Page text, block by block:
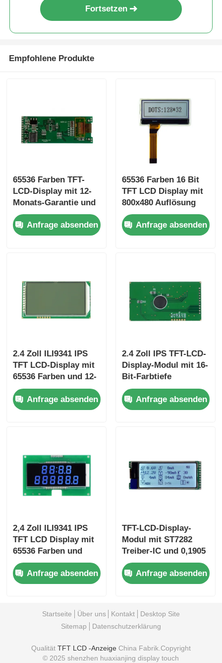
Fortsetzen
Empfohlene Produkte
65536 Farben TFT-
LCD-Display mit 12-
Monats-Garantie und
105,5mm*67,2mm*3,0mm
LCD-Größe für
industrielle
Anfrage absenden
65536 Farben 16 Bit
TFT LCD Display mit
800x480 Auflösung
für Automobil-
Armaturenbretter und
Steuerschnittstellen
Anfrage absenden
2.4 Zoll ILI9341 IPS
TFT LCD-Display mit
65536 Farben und 12-
Monats-Garantie für
eingebettete Systeme
Anfrage absenden
2.4 Zoll IPS TFT-LCD-
Display-Modul mit 16-
Bit-Farbtiefe
105,5mm*67,2mm*3,0mm
Größe und 800:1
Kontrastverhältnis
Anfrage absenden
2,4 Zoll ILI9341 IPS
TFT LCD Display mit
65536 Farben und
kompakten 105,5 mm
* 67,2 mm * 3,0 mm
Abmessungen
Anfrage absenden
TFT-LCD-Display-
Modul mit ST7282
Treiber-IC und 0,1905
mm × 0,0635 mm
Pixel Abstand mit 12-
Monats-Garantie
Anfrage absenden
Startseite Über uns Kontakt
Desktop Site
Sitemap
Datenschutzerklärung
Qualität TFT LCD -AnzeigeChina Fabrik.Copyright
© 2025 shenzhen huaxianjing display touch